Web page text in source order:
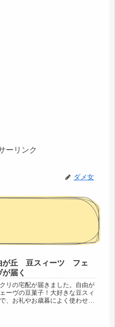
ーリンク
ダメ女
が丘 豆スィーツ フェ
が届く
リの宅配が届きました。自由が
ーヴの豆菓子！大好きな豆スィ
、お礼やお歳暮によく使わせて